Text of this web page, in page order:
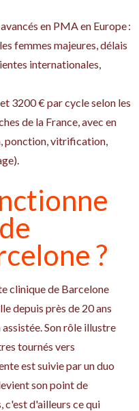
avancés en PMA en Europe :
femmes majeures, délais
internationales,
3200 € par cycle selon les
de la France, avec en
ponction, vitrification,
?
clinique de Barcelone
depuis près de 20 ans
Son rôle illustre
tournés vers
est suivie par un duo
son point de
c'est d'ailleurs ce qui